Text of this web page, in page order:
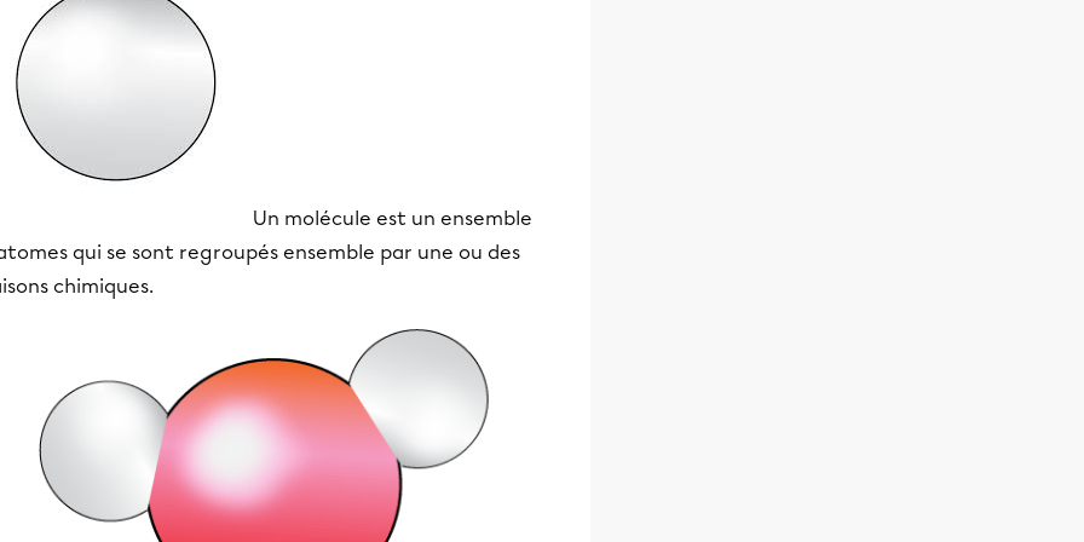
Un molécule est un ensemble
qui se sont regroupés ensemble par une ou des
chimiques.